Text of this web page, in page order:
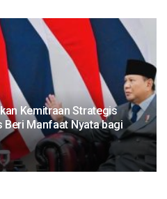
Kemitraan Strategis
Beri Manfaat Nyata bagi